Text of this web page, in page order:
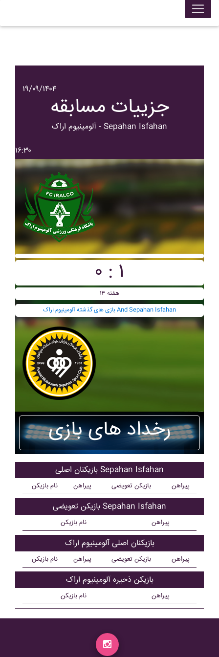
۱۹/۰۹/۱۴۰۴
جزییات مسابقه
آلومينيوم اراک - Sepahan Isfahan
۱۶:۳۰
۰ : ۱
هفته ۱۳
بازی های گذشته آلومينيوم اراک And Sepahan Isfahan
رخداد های بازی
بازیکنان اصلی Sepahan Isfahan
نام بازیکن پیراهن بازیکن تعویضی پیراهن
بازیکن تعویضی Sepahan Isfahan
نام بازیکن پیراهن
بازیکنان اصلی آلومينيوم اراک
نام بازیکن پیراهن بازیکن تعویضی پیراهن
بازیکن ذحیره آلومينيوم اراک
نام بازیکن پیراهن